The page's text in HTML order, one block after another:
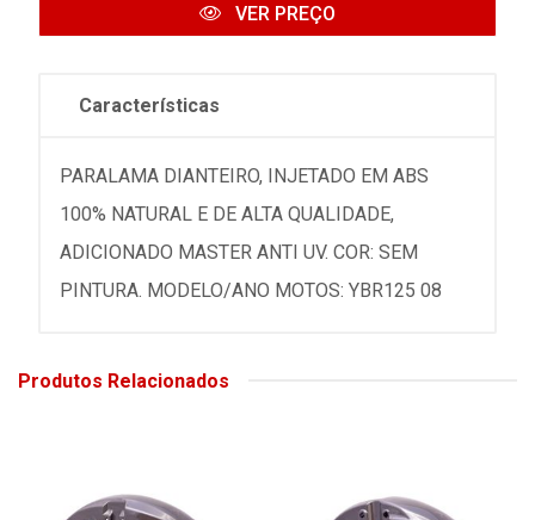
VER PREÇO
Características
PARALAMA DIANTEIRO, INJETADO EM ABS
100% NATURAL E DE ALTA QUALIDADE,
ADICIONADO MASTER ANTI UV. COR: SEM
PINTURA. MODELO/ANO MOTOS: YBR125 08
Produtos Relacionados